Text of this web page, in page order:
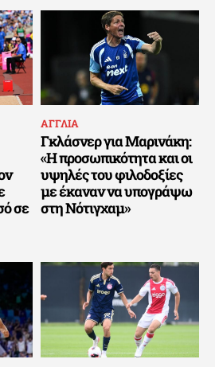
σε
ΑΓΓΛΙΑ
Γκλάσνερ για Μαρινάκη:
«Η προσωπικότητα και οι
υψηλές του φιλοδοξίες
με έκαναν να υπογράψω
στη Νότιγχαμ»